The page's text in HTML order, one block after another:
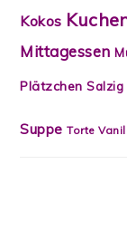
Kokos
Mittagessen
Plätzchen Salzig
Suppe Torte